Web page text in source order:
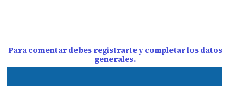
Para comentar debes registrarte y completar los datos
generales.